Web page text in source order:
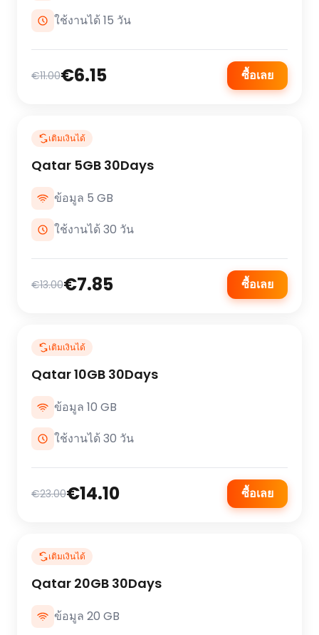
ใช้งานได้ 15 วัน
€11.00€6.15 ซื้อเลย
เติมเงินได้
Qatar 5GB 30Days
ข้อมูล 5 GB
ใช้งานได้ 30 วัน
€13.00€7.85 ซื้อเลย
เติมเงินได้
Qatar 10GB 30Days
ข้อมูล 10 GB
ใช้งานได้ 30 วัน
€23.00€14.10 ซื้อเลย
เติมเงินได้
Qatar 20GB 30Days
ข้อมูล 20 GB